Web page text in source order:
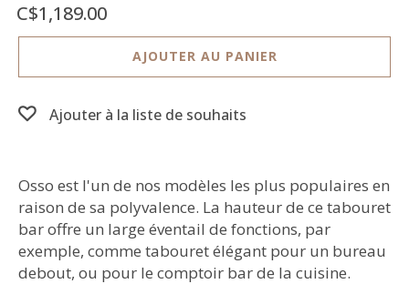
C$1,189.00
AJOUTER AU PANIER
Ajouter à la liste de souhaits
Osso est l'un de nos modèles les plus populaires en
raison de sa polyvalence. La hauteur de ce tabouret
bar offre un large éventail de fonctions, par
exemple, comme tabouret élégant pour un bureau
debout, ou pour le comptoir bar de la cuisine.